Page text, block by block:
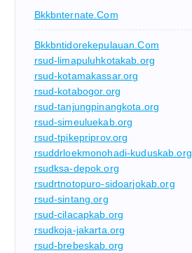
Bkkbnternate.com
Bkkbntidorekepulauan.com
rsud-limapuluhkotakab.org
rsud-kotamakassar.org
rsud-kotabogor.org
rsud-tanjungpinangkota.org
rsud-simeuluekab.org
rsud-tpikepriprov.org
rsuddrloekmonohadi-kuduskab.org
rsudksa-depok.org
rsudrtnotopuro-sidoarjokab.org
rsud-sintang.org
rsud-cilacapkab.org
rsudkoja-jakarta.org
rsud-brebeskab.org